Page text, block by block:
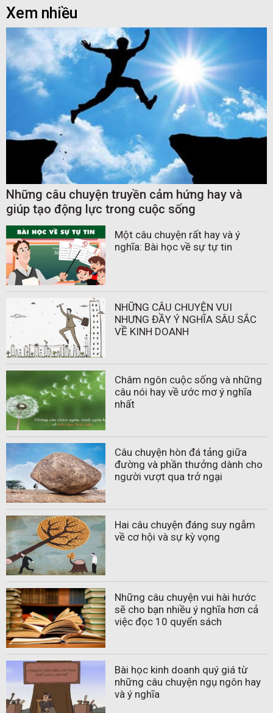
Xem nhiều
Những câu chuyện truyền cảm hứng hay và
giúp tạo động lực trong cuộc sống
Một câu chuyện rất hay và ý
nghĩa: Bài học về sự tự tin
NHỮNG CÂU CHUYỆN VUI
NHƯNG ĐẦY Ý NGHĨA SÂU SẮC
VỀ KINH DOANH
Châm ngôn cuộc sống và những
câu nói hay về ước mơ ý nghĩa
nhất
Câu chuyện hòn đá tảng giữa
đường và phần thưởng dành cho
người vượt qua trở ngại
Hai câu chuyện đáng suy ngẫm
về cơ hội và sự kỳ vọng
Những câu chuyện vui hài hước
sẽ cho bạn nhiều ý nghĩa hơn cả
việc đọc 10 quyển sách
Bài học kinh doanh quý giá từ
những câu chuyện ngụ ngôn hay
và ý nghĩa